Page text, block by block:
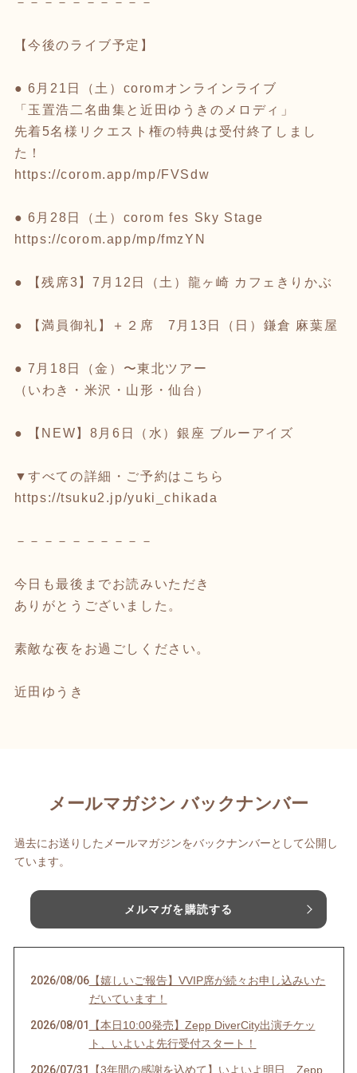
【今後のライブ予定】
● 6月21日（土）coromオンラインライブ
「玉置浩二名曲集と近田ゆうきのメロディ」
先着5名様リクエスト権の特典は受付終了しまし
た！
https://corom.app/mp/FVSdw
● 6月28日（土）corom fes Sky Stage
https://corom.app/mp/fmzYN
● 【残席3】7月12日（土）龍ヶ崎 カフェきりかぶ
● 【満員御礼】＋２席 7月13日（日）鎌倉 麻葉屋
● 7月18日（金）〜東北ツアー
（いわき・米沢・山形・仙台）
● 【NEW】8月6日（水）銀座 ブルーアイズ
▼すべての詳細・ご予約はこちら
https://tsuku2.jp/yuki_chikada
－－－－－－－－－－
今日も最後までお読みいただき
ありがとうございました。
素敵な夜をお過ごしください。
近田ゆうき
メールマガジン バックナンバー
過去にお送りしたメールマガジンをバックナンバーとして公開し
ています。
メルマガを購読する
2026/08/06【嬉しいご報告】VVIP席が続々お申し込みいた
だいています！
2026/08/01
【本日10:00発売】Zepp DiverCity出演チケッ
ト、いよいよ先行受付スタート！
2026/07/31 【3年間の感謝を込めて】いよいよ明日、Zepp